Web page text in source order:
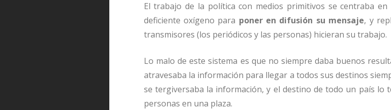
El trabajo de la política con medios primitivos se centraba
deficiente oxígeno para poner en difusión su mensaje, y
transmisores (los periódicos y las personas) hicieran su trabajo.
Lo malo de este sistema es que no siempre daba buenos
atravesaba la información para llegar a todos sus destinos
se tergiversaba la información, y el destino de todo un país lo
personas en una plaza.